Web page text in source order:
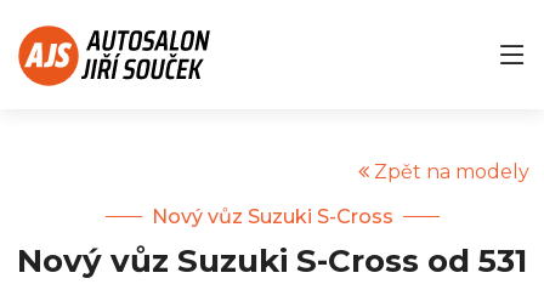
Zpět na modely
Nový vůz Suzuki S-Cross
Nový vůz Suzuki S-Cross od 531